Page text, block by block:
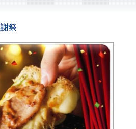
祭